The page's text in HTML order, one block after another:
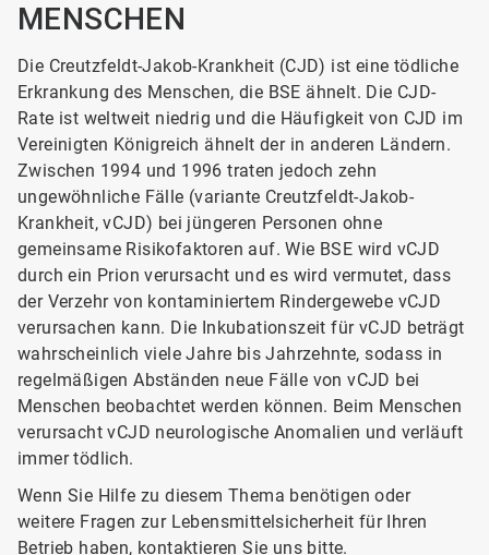
MENSCHEN
Die Creutzfeldt-Jakob-Krankheit (CJD) ist eine tödliche
Erkrankung des Menschen, die BSE ähnelt. Die CJD-
Rate ist weltweit niedrig und die Häufigkeit von CJD im
Vereinigten Königreich ähnelt der in anderen Ländern.
Zwischen 1994 und 1996 traten jedoch zehn
ungewöhnliche Fälle (variante Creutzfeldt-Jakob-
Krankheit, vCJD) bei jüngeren Personen ohne
gemeinsame Risikofaktoren auf. Wie BSE wird vCJD
durch ein Prion verursacht und es wird vermutet, dass
der Verzehr von kontaminiertem Rindergewebe vCJD
verursachen kann. Die Inkubationszeit für vCJD beträgt
wahrscheinlich viele Jahre bis Jahrzehnte, sodass in
regelmäßigen Abständen neue Fälle von vCJD bei
Menschen beobachtet werden können. Beim Menschen
verursacht vCJD neurologische Anomalien und verläuft
immer tödlich.
Wenn Sie Hilfe zu diesem Thema benötigen oder
weitere Fragen zur Lebensmittelsicherheit für Ihren
Betrieb haben, kontaktieren Sie uns bitte.